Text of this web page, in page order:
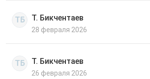
ТБ Т. Бикчентаев
28 февраля 2026
ТБ Т. Бикчентаев
26 февраля 2026